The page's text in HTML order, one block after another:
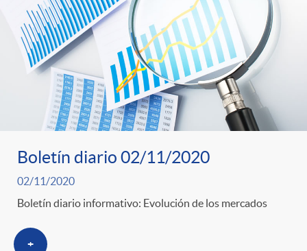
Boletín diario 02/11/2020
02/11/2020
Boletín diario informativo: Evolución de los mercados
+